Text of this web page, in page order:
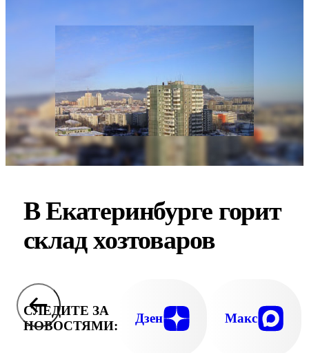
В Екатеринбурге горит
склад хозтоваров
СЛЕДИТЕ ЗА
НОВОСТЯМИ:
Дзен Макс